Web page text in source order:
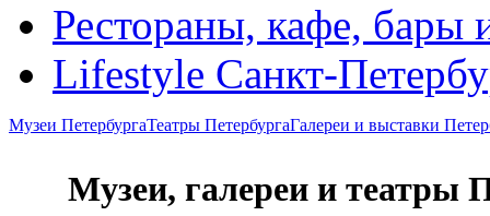
Рестораны, кафе, бары
Lifestyle Санкт-
Музеи ПетербургаТеатры ПетербургаГалереи и выставки
Музеи, галереи и театры